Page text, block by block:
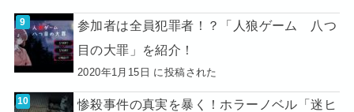
参加者は全員犯罪者！？「人狼ゲーム 八つ
目の大罪」を紹介！
2020年1月15日 に投稿された
惨殺事件の真実を暴く！ホラーノベル「迷ヒ